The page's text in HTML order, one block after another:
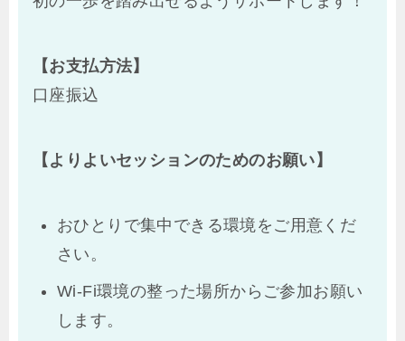
【お支払方法】
口座振込
【よりよいセッションのためのお願い】
おひとりで集中できる環境をご用意くだ
さい。
Wi-Fi環境の整った場所からご参加お願い
します。